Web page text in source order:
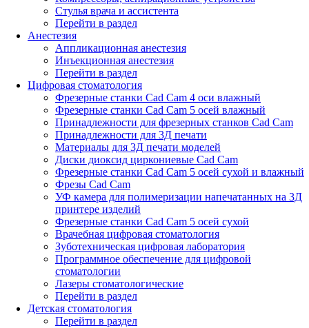
Стулья врача и ассистента
Перейти в раздел
Анестезия
Аппликационная анестезия
Инъекционная анестезия
Перейти в раздел
Цифровая стоматология
Фрезерные станки Cad Cam 4 оси влажный
Фрезерные станки Cad Cam 5 осей влажный
Принадлежности для фрезерных станков Cad Cam
Принадлежности для 3Д печати
Материалы для 3Д печати моделей
Диски диоксид циркониевые Cad Cam
Фрезерные станки Cad Cam 5 осей сухой и влажный
Фрезы Cad Cam
УФ камера для полимеризации напечатанных на 3Д
принтере изделий
Фрезерные станки Cad Cam 5 осей сухой
Врачебная цифровая стоматология
Зуботехническая цифровая лаборатория
Программное обеспечение для цифровой
стоматологии
Лазеры стоматологические
Перейти в раздел
Детская стоматология
Перейти в раздел